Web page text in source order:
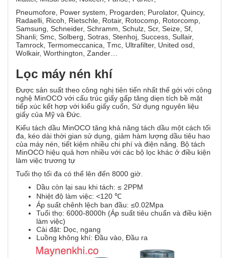
Pneumofore, Power system, Progarden; Purolator, Quincy,
Radaelli, Ricoh, Rietschle, Rotair, Rotocomp, Rotorcomp,
Samsung, Schneider, Schramm, Schulz, Scr, Seize, Sf,
Shanli; Smc, Solberg, Sotras, Stenhoj, Success, Sullair,
Tamrock, Termomeccanica, Tmc, Ultrafilter, United osd,
Wolkair, Worthington, Zander…
Lọc máy nén khí
Được sản suất theo công nghị tiên tiến nhất thế gới với công
nghệ MinOCO với cấu trúc giấy gấp tăng diẹn tích bề mặt
tiếp xúc kết hợp với kiểu giấy cuốn, Sử dụng nguyên liệu
giấy của Mỹ và Đức.
Kiểu tách dầu MinOCO tăng khả năng tách dầu một cách tối
đa, kéo dài thời gian sử dụng, giảm hàm lượng dầu tiêu hao
của máy nén, tiết kiệm nhiều chi phí và điện năng. Bộ tách
MinOCO hiệu quả hơn nhiều với các bộ lọc khác ở điều kiện
làm việc trương tự
Tuổi thọ tối đa có thể lên đến 8000 giờ.
Dầu còn lại sau khi tách: ≤ 2PPM
Nhiệt độ làm việc: <120 ℃
Áp suất chênh lệch ban đầu: ≤0.02Mpa
Tuổi thọ: 6000-8000h (Áp suất tiêu chuẩn và điều kiện
làm việc)
Cài đặt: Dọc, ngang
Luồng không khí: Đầu vào, Đầu ra